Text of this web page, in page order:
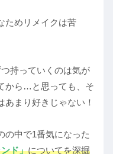
ためリメイクは苦
持っていくのは気が
から…と思っても、そ
まり好きじゃない！
の中で1番気になった
ド」についてを深掘